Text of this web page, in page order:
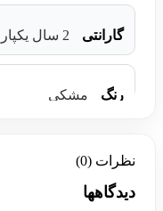
گارانتی 2 سال یکپارچه ایسوس
رنگ مشکی
نظرات (0)
دیدگاهها